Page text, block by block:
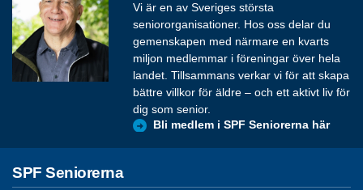
Vi är en av Sveriges största
seniororganisationer. Hos oss delar du
gemenskapen med närmare en kvarts
miljon medlemmar i föreningar över hela
landet. Tillsammans verkar vi för att skapa
bättre villkor för äldre – och ett aktivt liv för
dig som senior.
Bli medlem i SPF Seniorerna här
SPF Seniorerna